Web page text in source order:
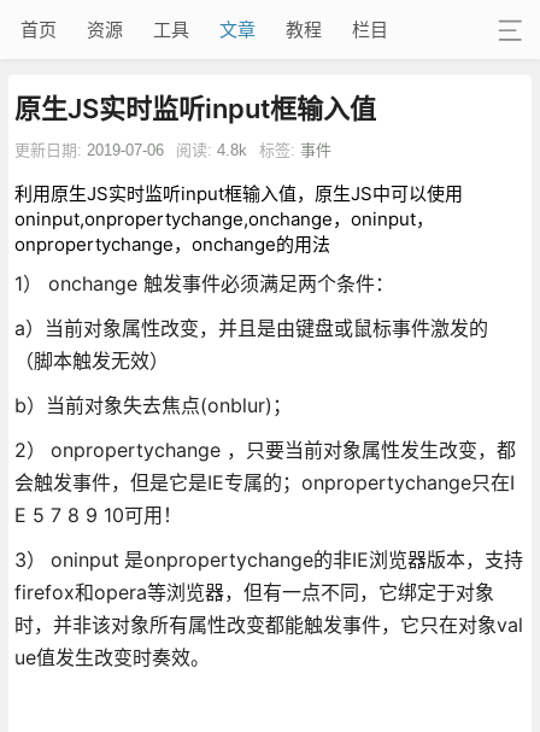
首页 资源 工具 文章 教程 栏目
原生JS实时监听input框输入值
更新日期: 2019-07-06 阅读: 4.8k 标签: 事件
利用原生JS实时监听input框输入值，原生JS中可以使用
oninput,onpropertychange,onchange，oninput，
onpropertychange，onchange的用法
1） onchange 触发事件必须满足两个条件：
a）当前对象属性改变，并且是由键盘或鼠标事件激发的
（脚本触发无效）
b）当前对象失去焦点(onblur)；
2）
onpropertychange ，只要当前对象属性发生改变，都
会触发事件，但是它是IE专属的；onpropertychange只在I
E 5 7 8 9 10可用！
3）
oninput 是onpropertychange的非IE浏览器版本，支持
firefox和opera等浏览器，但有一点不同，它绑定于对象
时，并非该对象所有属性改变都能触发事件，它只在对象val
ue值发生改变时奏效。